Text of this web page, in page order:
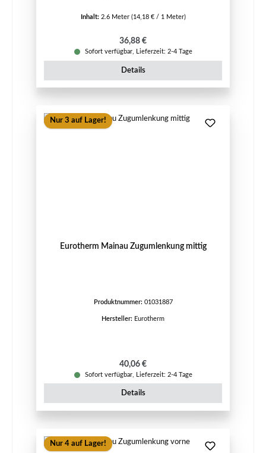
Inhalt: 2.6 Meter (14,18 € / 1 Meter)
Regulärer Preis:
36,88 €
Sofort verfügbar, Lieferzeit: 2-4 Tage
Details
Nur 3 auf Lager!
Eurotherm Mainau Zugumlenkung mittig
Produktnummer: 01031887
Hersteller: Eurotherm
Regulärer Preis:
40,06 €
Sofort verfügbar, Lieferzeit: 2-4 Tage
Details
Nur 4 auf Lager!